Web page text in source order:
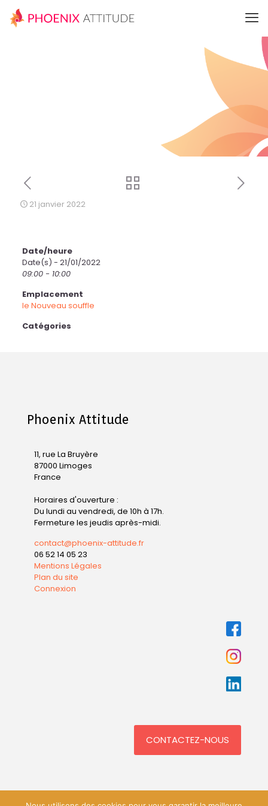
21 janvier 2022
Date/heure
Date(s) - 21/01/2022
09:00 - 10:00
Emplacement
le Nouveau souffle
Catégories
Phoenix Attitude
11, rue La Bruyère
87000 Limoges
France
Horaires d'ouverture :
Du lundi au vendredi, de 10h à 17h.
Fermeture les jeudis après-midi.
contact@phoenix-attitude.fr
06 52 14 05 23
Mentions Légales
Plan du site
Connexion
CONTACTEZ-NOUS